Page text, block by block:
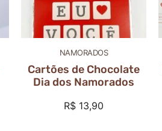
NAMORADOS
Cartões de Chocolate
Dia dos Namorados
R$ 13,90